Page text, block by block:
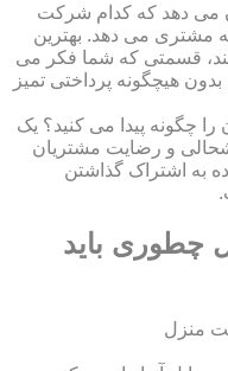
می دهد که کدام شرکت
مشتری می دهد. بهترین
قسمتی که شما فکر می
بدون هیچگونه پرداختی تمیز
چگونه پیدا می کنید؟ یک
و رضایت مشتریان
به اشتراک گذاشتن
چطوری باید
منزل